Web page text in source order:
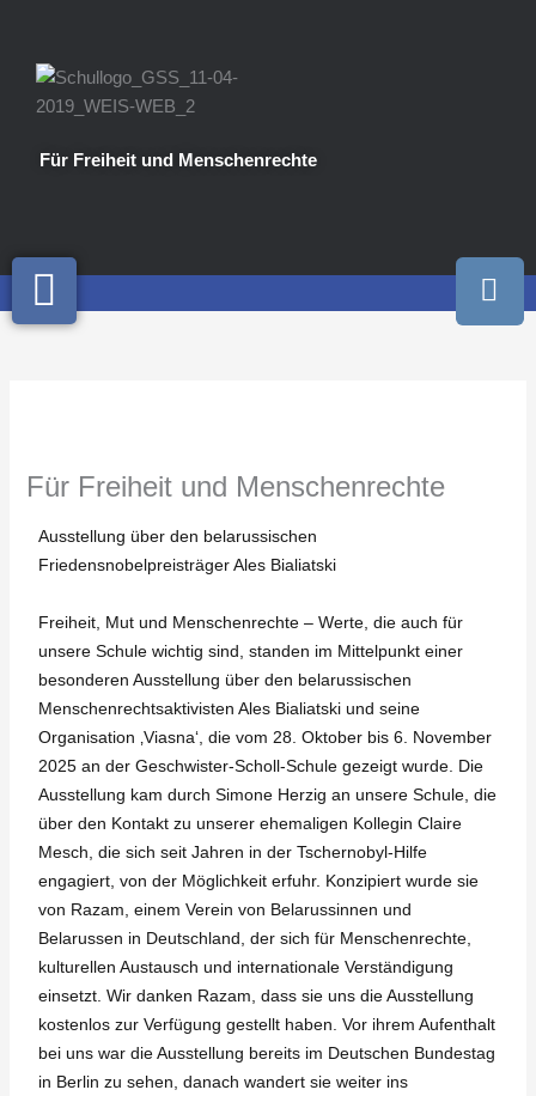
springen
Für Freiheit und Menschenrechte
I
n
s
Für Freiheit und Menschenrechte
Ausstellung über den belarussischen
Friedensnobelpreisträger Ales Bialiatski
Freiheit, Mut und Menschenrechte – Werte, die auch für
unsere Schule wichtig sind, standen im Mittelpunkt einer
besonderen Ausstellung über den belarussischen
Menschenrechtsaktivisten Ales Bialiatski und seine
Organisation ‚Viasna‘, die vom 28. Oktober bis 6. November
2025 an der Geschwister-Scholl-Schule gezeigt wurde. Die
Ausstellung kam durch Simone Herzig an unsere Schule, die
über den Kontakt zu unserer ehemaligen Kollegin Claire
Mesch, die sich seit Jahren in der Tschernobyl-Hilfe
engagiert, von der Möglichkeit erfuhr. Konzipiert wurde sie
von Razam, einem Verein von Belarussinnen und
Belarussen in Deutschland, der sich für Menschenrechte,
kulturellen Austausch und internationale Verständigung
einsetzt. Wir danken Razam, dass sie uns die Ausstellung
kostenlos zur Verfügung gestellt haben. Vor ihrem Aufenthalt
bei uns war die Ausstellung bereits im Deutschen Bundestag
in Berlin zu sehen, danach wandert sie weiter ins